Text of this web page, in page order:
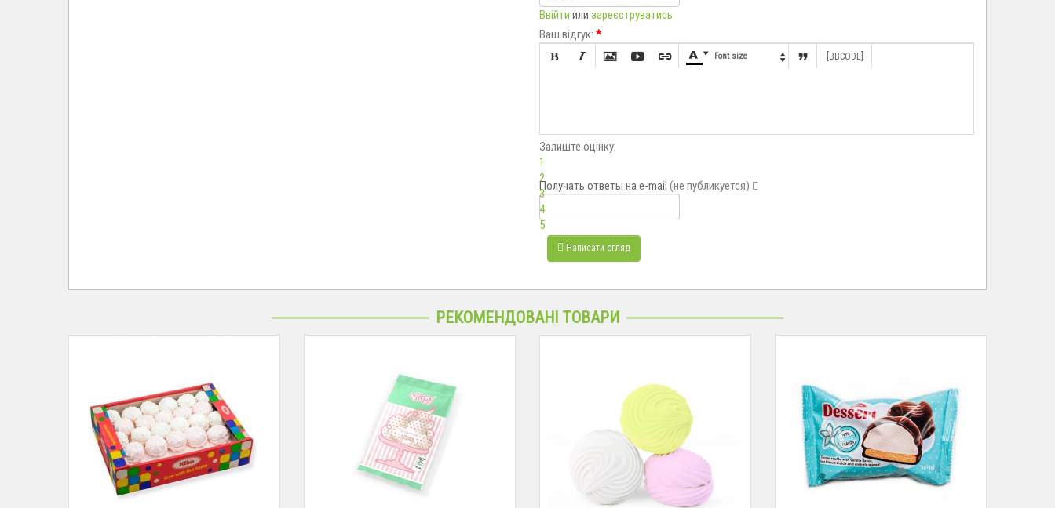
Ввійти или зареєструватись
Ваш відгук: *

      Font size   [BBCODE]
Залиште оцінку:
1
2
3
4
5
Получать ответы на e-mail (не публикуется)
Написати огляд
РЕКОМЕНДОВАНІ ТОВАРИ